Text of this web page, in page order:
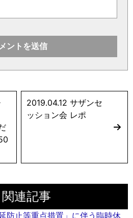
2019.04.12 サザンセ
ッション会 レポ
関連記事
防止等重点措置」に伴う臨時休